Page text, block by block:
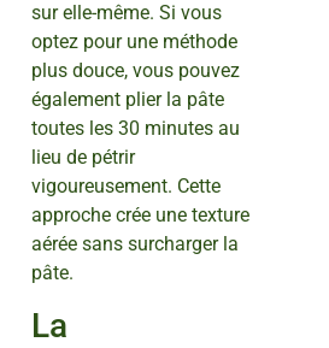
sur elle-même. Si vous
optez pour une méthode
plus douce, vous pouvez
également plier la pâte
toutes les 30 minutes au
lieu de pétrir
vigoureusement. Cette
approche crée une texture
aérée sans surcharger la
pâte.
La